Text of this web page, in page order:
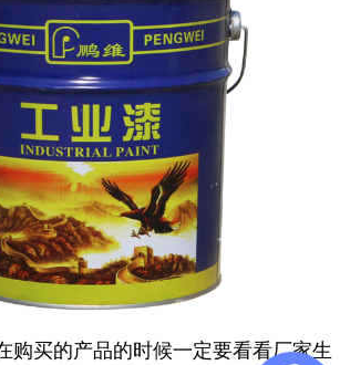
买的产品的时候一定要看看厂家生